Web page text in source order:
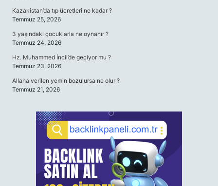
Kazakistan’da tıp ücretleri ne kadar ?
Temmuz 25, 2026
3 yaşındaki çocuklarla ne oynanır ?
Temmuz 24, 2026
Hz. Muhammed İncil’de geçiyor mu ?
Temmuz 23, 2026
Allaha verilen yemin bozulursa ne olur ?
Temmuz 21, 2026